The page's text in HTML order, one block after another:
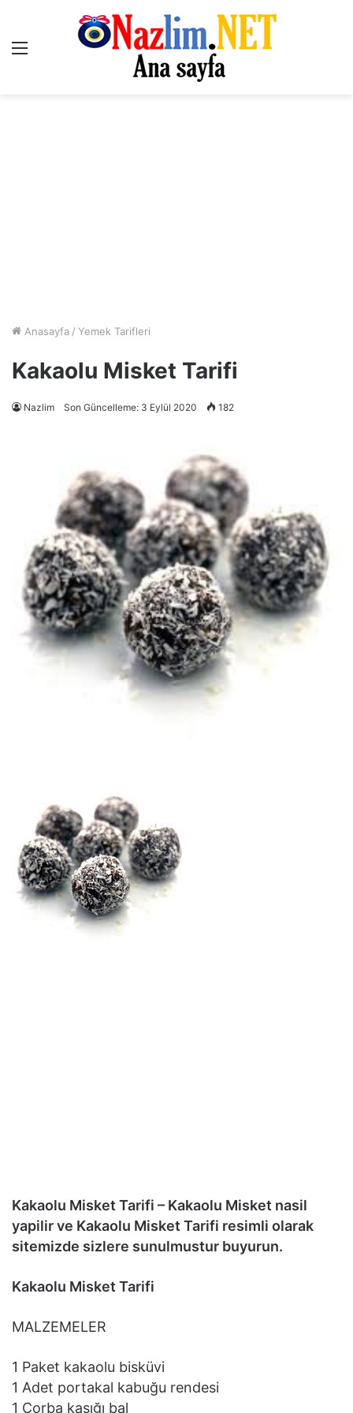
Menü
Anasayfa / Yemek Tarifleri
Kakaolu Misket Tarifi
Nazlim Son Güncelleme: 3 Eylül 2020 182
Kakaolu Misket Tarifi – Kakaolu Misket nasil
yapilir ve Kakaolu Misket Tarifi resimli olarak
sitemizde sizlere sunulmustur buyurun.
Kakaolu Misket Tarifi
MALZEMELER
1 Paket kakaolu bisküvi
1 Adet portakal kabuğu rendesi
1 Çorba kaşığı bal